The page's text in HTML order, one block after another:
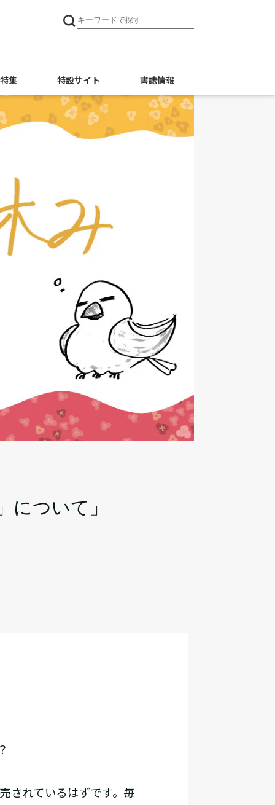
特集 特設サイト 書誌情報
ついて」
されているはずです。毎